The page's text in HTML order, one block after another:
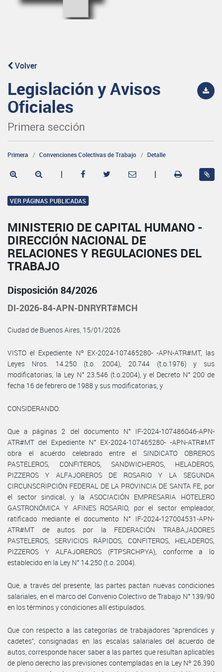
Volver
Legislación y Avisos
Oficiales
Primera sección
Primera Convenciones Colectivas de Trabajo Detalle
| |
VER PÁGINAS PUBLICADAS
MINISTERIO DE CAPITAL HUMANO -
DIRECCIÓN NACIONAL DE
RELACIONES Y REGULACIONES DEL
TRABAJO
Disposición 84/2026
DI-2026-84-APN-DNRYRT#MCH
Ciudad de Buenos Aires, 15/01/2026
VISTO el Expediente Nº EX-2024-107465280- -APN-ATR#MT, las
Leyes Nros. 14.250 (t.o. 2004), 20.744 (t.o.1976) y sus
modificatorias, la Ley N° 23.546 (t.o.2004), y el Decreto N° 200 de
fecha 16 de febrero de 1988 y sus modificatorias, y
CONSIDERANDO:
Que a páginas 2 del documento N° IF-2024-107486046-APN-
ATR#MT del Expediente N° EX-2024-107465280- -APN-ATR#MT
obra el acuerdo celebrado entre el SINDICATO OBREROS
PASTELEROS, CONFITEROS, SANDWICHEROS, HELADEROS,
PIZZEROS Y ALFAJOREROS DE ROSARIO Y LA SEGUNDA
CIRCUNSCRIPCIÓN FEDERAL DE LA PROVINCIA DE SANTA FE, por
el sector sindical, y la ASOCIACIÓN EMPRESARIA HOTELERO
GASTRONÓMICA Y AFINES ROSARIO, por el sector empleador,
ratificado mediante el documento N° IF-2024-127004531-APN-
ATR#MT de autos por la FEDERACIÓN TRABAJADORES
PASTELEROS, SERVICIOS RÁPIDOS, CONFITEROS, HELADEROS,
PIZZEROS Y ALFAJOREROS (FTPSRCHPYA), conforme a lo
establecido en la Ley N° 14.250 (t.o. 2004).
Que, a través del presente, las partes pactan nuevas condiciones
salariales, en el marco del Convenio Colectivo de Trabajo N° 139/90
en los términos y condiciones allí estipulados.
Que con respecto a las categorías de trabajadores “aprendices y
cadetes”, consignadas en las escalas salariales del acuerdo de
autos, corresponde hacer saber a las partes que resultan aplicables
de pleno derecho las previsiones contempladas en la Ley Nº 26.390